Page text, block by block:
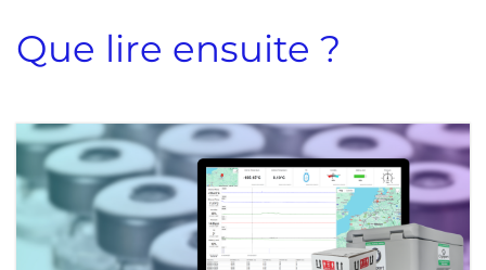
Que lire ensuite ?